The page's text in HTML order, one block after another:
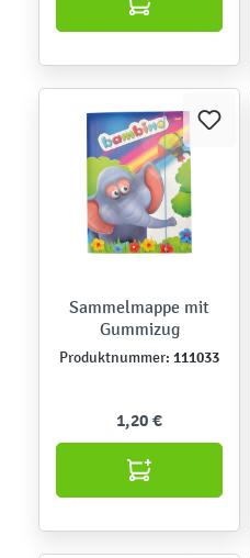
Sammelmappe mit
Gummizug
Produktnummer: 111033
1,20 €